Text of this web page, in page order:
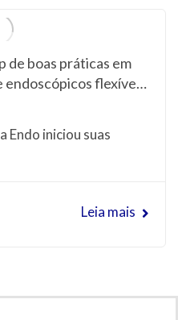
de boas práticas em
endoscópicos flexíveis
Endo iniciou suas
Leia mais